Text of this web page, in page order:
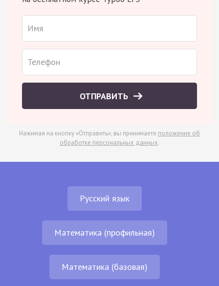
ОТПРАВИТЬ
Нажимая на кнопку «Отправить», вы принимаете положение об
обработке персональных данных.
Русский язык
Математика (профильная)
Математика (базовая)